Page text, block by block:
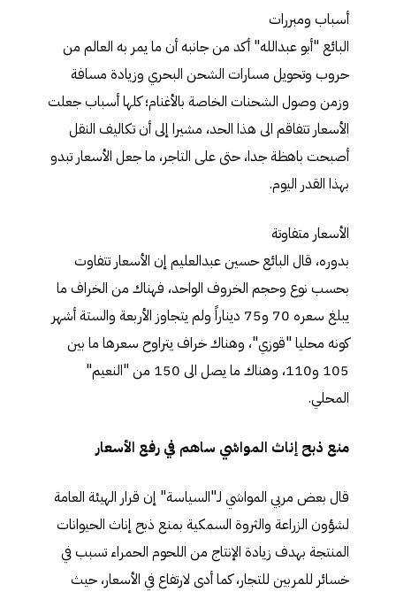
أسباب ومبررات
البائع "أبو عبدالله" أكد من جانبه أن ما يمر به العالم من
حروب وتحويل مسارات الشحن البحري وزيادة مسافة
وزمن وصول الشحنات الخاصة بالأغنام؛ كلها أسباب جعلت
الأسعار تتفاقم الى هذا الحد، مشيرا إلى أن تكاليف النقل
أصبحت باهظة جدا، حتى على التاجر، ما جعل الأسعار تبدو
بهذا القدر اليوم.
الأسعار متفاوتة
بدوره، قال البائع حسين عبدالعليم إن الأسعار تتفاوت
بحسب نوع وحجم الخروف الواحد، فهناك من الخراف ما
يبلغ سعره 70 و75 ديناراً ولم يتجاوز الأربعة والستة أشهر
كونه محليا "قوزي"، وهناك خراف يتراوح سعرها ما بين
105 و110، وهناك ما يصل الى 150 من "النعيم"
المحلي.
منع ذبح إناث المواشي ساهم في رفع الأسعار
قال بعض مربي المواشي لـ"السياسة" إن قرار الهيئة العامة
لشؤون الزراعة والثروة السمكية بمنع ذبح إناث الحيوانات
المنتجة بهدف زيادة الإنتاج من اللحوم الحمراء تسبب في
خسائر للمربين للتجار، كما أدى لارتفاع في الأسعار، حيث